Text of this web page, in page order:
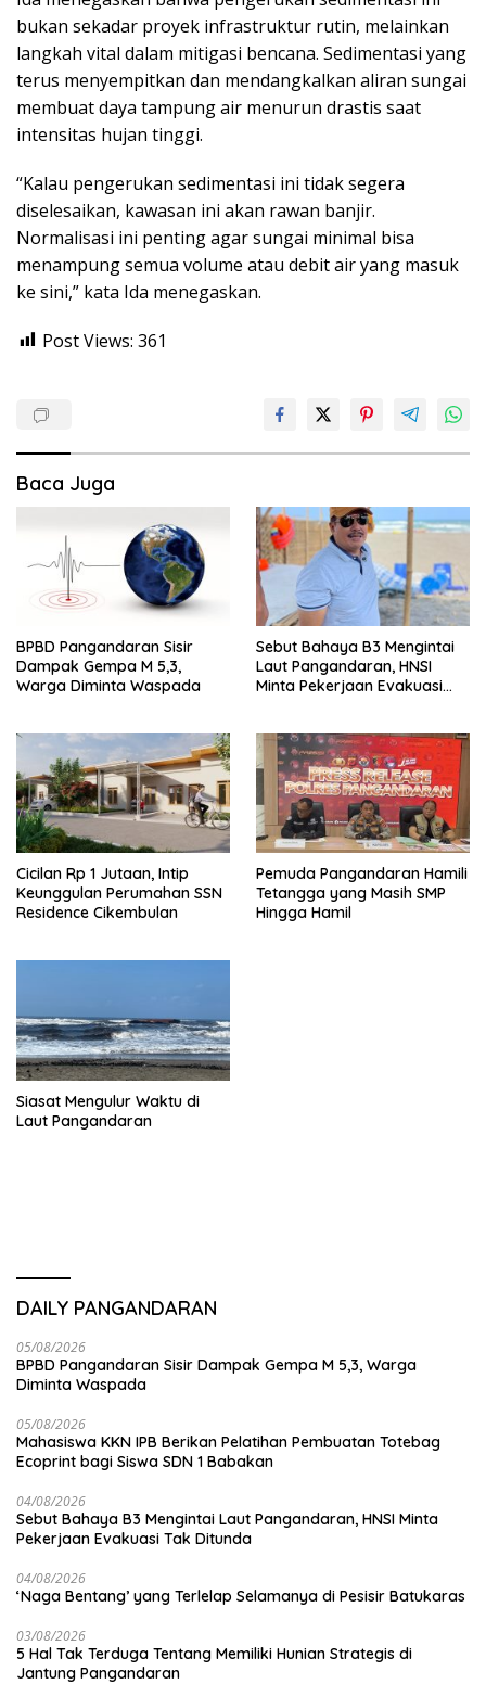
bukan sekadar proyek infrastruktur rutin, melainkan
langkah vital dalam mitigasi bencana. Sedimentasi yang
terus menyempitkan dan mendangkalkan aliran sungai
membuat daya tampung air menurun drastis saat
intensitas hujan tinggi.
“Kalau pengerukan sedimentasi ini tidak segera
diselesaikan, kawasan ini akan rawan banjir.
Normalisasi ini penting agar sungai minimal bisa
menampung semua volume atau debit air yang masuk
ke sini,” kata Ida menegaskan.
Post Views: 361
Baca Juga
BPBD Pangandaran Sisir
Dampak Gempa M 5,3,
Warga Diminta Waspada
Sebut Bahaya B3 Mengintai
Laut Pangandaran, HNSI
Minta Pekerjaan Evakuasi
Cicilan Rp 1 Jutaan, Intip
Keunggulan Perumahan SSN
Residence Cikembulan
Pemuda Pangandaran Hamili
Tetangga yang Masih SMP
Hingga Hamil
Siasat Mengulur Waktu di
Laut Pangandaran
DAILY PANGANDARAN
05/08/2026
BPBD Pangandaran Sisir Dampak Gempa M 5,3, Warga
Diminta Waspada
05/08/2026
Mahasiswa KKN IPB Berikan Pelatihan Pembuatan Totebag
Ecoprint bagi Siswa SDN 1 Babakan
04/08/2026
Sebut Bahaya B3 Mengintai Laut Pangandaran, HNSI Minta
Pekerjaan Evakuasi Tak Ditunda
04/08/2026
‘Naga Bentang’ yang Terlelap Selamanya di Pesisir Batukaras
03/08/2026
5 Hal Tak Terduga Tentang Memiliki Hunian Strategis di
Jantung Pangandaran